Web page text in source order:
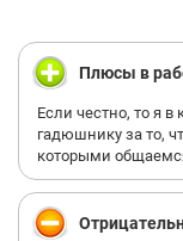
Плюсы в
Если честно, то я в
гадюшнику за то,
которыми